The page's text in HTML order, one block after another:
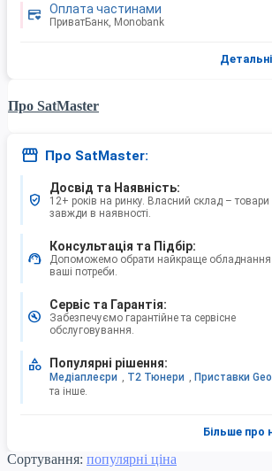
credit_card_heart Оплата частинами
ПриватБанк, Monobank
Про SatMaster
storefront Про SatMaster:
verified_user
Досвід та Наявність:
12+ років на ринку. Власний склад – товари
завжди в наявності.
support_agent
Консультація та Підбір:
Допоможемо обрати найкраще обладнання
ваші потреби.
build_circle
Сервіс та Гарантія:
Забезпечуємо гарантійне та сервісне
обслуговування.
category Популярні рішення:
Медіаплеєри , Т2 Тюнери , Приставки
та інше.
Більше про
Сортування: популярні ціна